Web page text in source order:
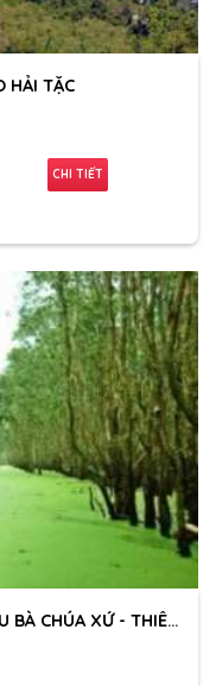
HẢI TẶC
CHI TIẾT
QUẦN ĐẢO BÀ LỤA – TRÀ SƯ - MIẾU BÀ CHÚA XỨ - THIÊN CẤM SƠN